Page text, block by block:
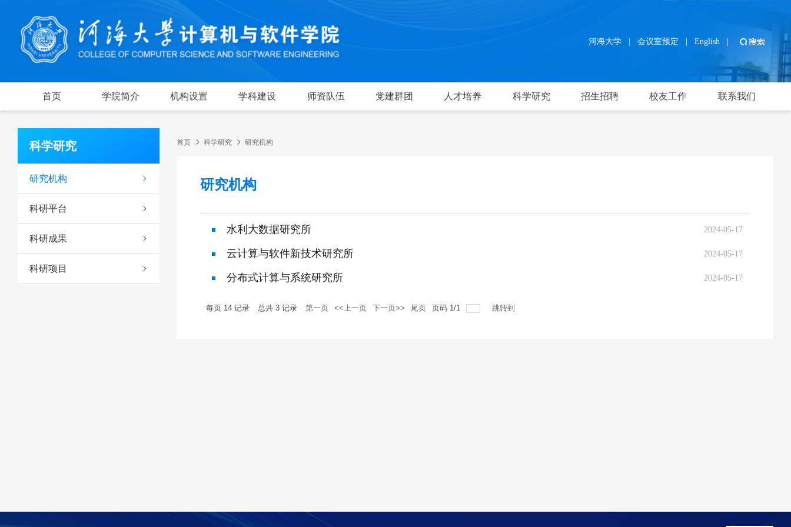
河海大学 | 会议室预定 | English |
首页 学院简介 机构设置 学科建设 师资队伍 党建群团 人才培养 科学研究 招生招聘 校友工作 联系我们
科学研究
研究机构
科研平台
科研成果
科研项目
首页 科学研究 研究机构
研究机构
水利大数据研究所 2024-05-17
云计算与软件新技术研究所 2024-05-17
分布式计算与系统研究所 2024-05-17
每页 14记录 总共 3记录 第一页 <<上一页 下一页>> 尾页 页码 1/1 跳转到